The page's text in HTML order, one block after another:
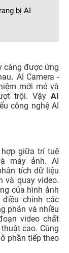
bị AI
càng được ứng
. AI Camera -
mới mẻ và
trội. Vậy AI
công nghệ AI
giữa trí tuệ
máy ảnh. AI
tích dữ liệu
và quay video.
của hình ảnh
chỉnh các
phản và nhiều
video chất
cao. Cùng
ở phần tiếp theo